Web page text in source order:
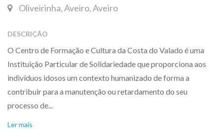
Oliveirinha, Aveiro, Aveiro
DESCRIÇÃO
O Centro de Formação e Cultura da Costa do Valado é uma
Instituição Particular de Solidariedade que proporciona aos
indivíduos idosos um contexto humanizado de forma a
contribuir para a manutenção ou retardamento do seu
processo de...
Ler mais